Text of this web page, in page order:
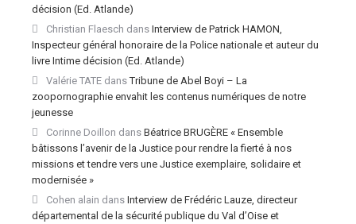
décision (Ed. Atlande)
Christian Flaesch dans Interview de Patrick HAMON,
Inspecteur général honoraire de la Police nationale et auteur du
livre Intime décision (Ed. Atlande)
Valérie TATE dansTribune de Abel Boyi – La
zoopornographie envahit les contenus numériques de notre
jeunesse
Corinne Doillon dans Béatrice BRUGÈRE « Ensemble
bâtissons l’avenir de la Justice pour rendre la fierté à nos
missions et tendre vers une Justice exemplaire, solidaire et
modernisée »
Cohen alain dans Interview de Frédéric Lauze, directeur
départemental de la sécurité publique du Val d’Oise et